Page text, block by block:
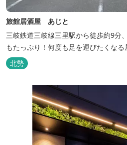
旅館居酒屋 あじと
三岐鉄道三岐線三里駅から徒歩約9分
もたっぷり！何度も足を運びたくなる
北勢